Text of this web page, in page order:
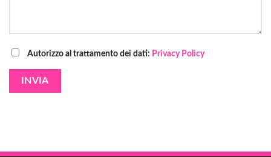
Autorizzo al trattamento dei dati: Privacy Policy